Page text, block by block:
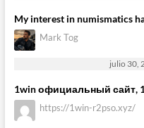
My interest in numismatics
Mark Tog
julio 30,
1win официальный сайт,
https://1win-r2pso.xyz/